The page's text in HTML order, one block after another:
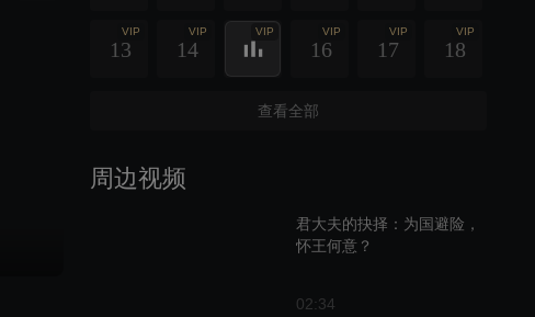
VIP
13
VIP
14
VIP VIP
16
VIP
17
VIP
18
查看全部
周边视频
君大夫的抉择：为国避险，
怀王何意？
02:34